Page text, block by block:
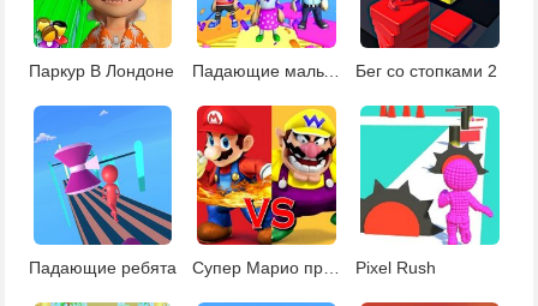
Паркур В Лондоне Падающие мальчики и девочки Чиби Бег со стопками 2
Падающие ребята Супер Марио против Варио Pixel Rush